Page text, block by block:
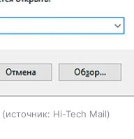
источник: Hi-Tech Mail